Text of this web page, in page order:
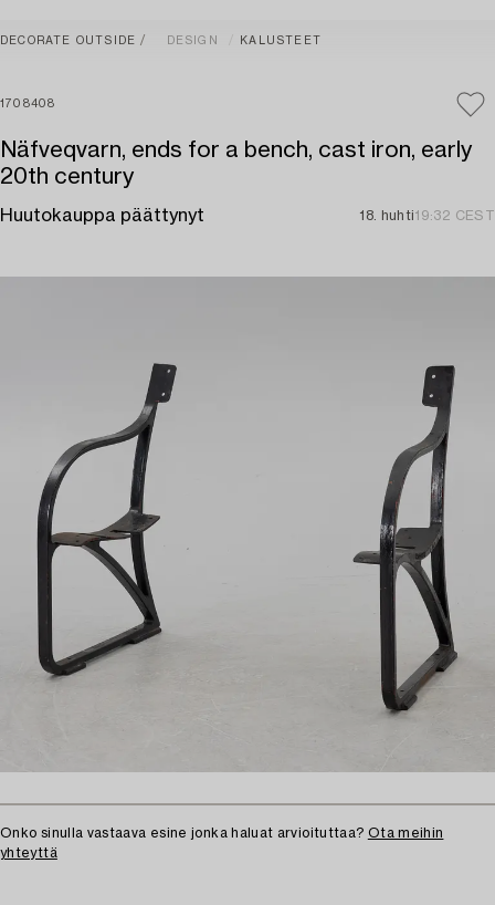
DECORATE OUTSIDE DESIGN KALUSTEET
1708408
Näfveqvarn, ends for a bench, cast iron, early
20th century
Huutokauppa päättynyt 18. huhti19:32 CEST
Onko sinulla vastaava esine jonka haluat arvioituttaa? Ota meihin
yhteyttä